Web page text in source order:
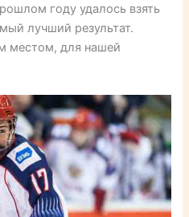
году удалось взять
лучший результат.
местом, для нашей